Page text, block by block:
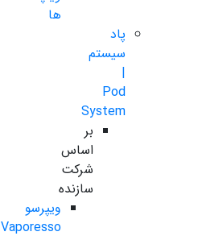
ها
پاد
سیستم
|
Pod
System
بر
اساس
شرکت
سازنده
ویپرسو
Vaporesso